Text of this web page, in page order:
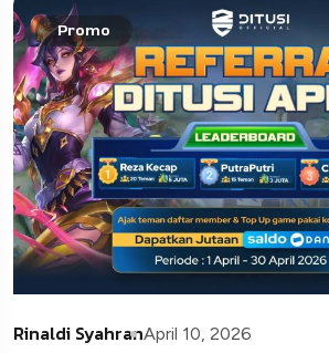
Promo
Rinaldi SyahranApril 10, 2026